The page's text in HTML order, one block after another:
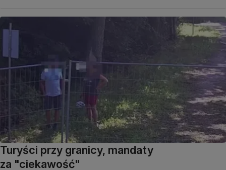
Turyści przy granicy, mandaty
za "ciekawość"